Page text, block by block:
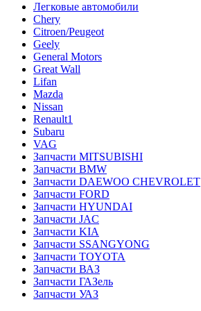
Легковые автомобили
Chery
Citroen/Peugeot
Geely
General Motors
Great Wall
Lifan
Mazda
Nissan
Renault1
Subaru
VAG
Запчасти MITSUBISHI
Запчасти BMW
Запчасти DAEWOO CHEVROLET
Запчасти FORD
Запчасти HYUNDAI
Запчасти JAC
Запчасти KIA
Запчасти SSANGYONG
Запчасти TOYOTA
Запчасти ВАЗ
Запчасти ГАЗель
Запчасти УАЗ